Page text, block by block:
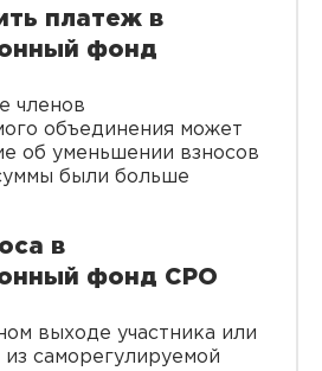
платеж в
фонд
членов
объединения может
об уменьшении взносов
были больше
в
фонд СРО
выходе участника или
саморегулируемой